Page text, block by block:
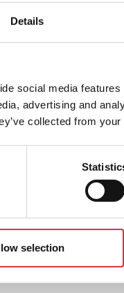
Details
social media
advertising and
collected from
selection